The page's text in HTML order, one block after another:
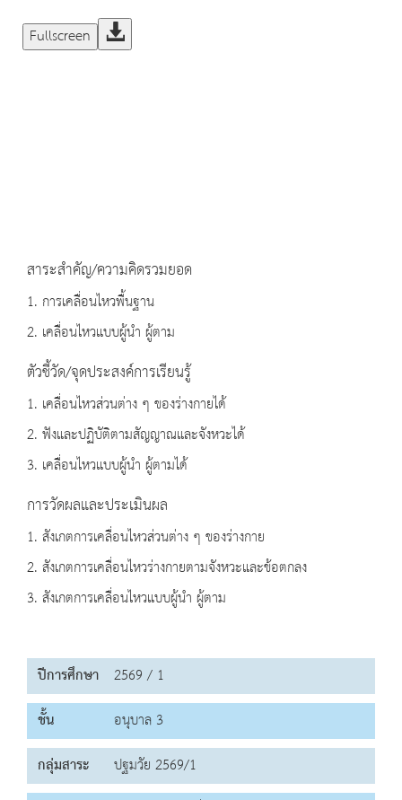
Fullscreen
สาระสำคัญ/ความคิดรวมยอด
1. การเคลื่อนไหวพื้นฐาน
2. เคลื่อนไหวแบบผู้นำ ผู้ตาม
ตัวชี้วัด/จุดประสงค์การเรียนรู้
1. เคลื่อนไหวส่วนต่าง ๆ ของร่างกายได้
2. ฟังและปฏิบัติตามสัญญาณและจังหวะได้
3. เคลื่อนไหวแบบผู้นำ ผู้ตามได้
การวัดผลและประเมินผล
1. สังเกตการเคลื่อนไหวส่วนต่าง ๆ ของร่างกาย
2. สังเกตการเคลื่อนไหวร่างกายตามจังหวะและข้อตกลง
3. สังเกตการเคลื่อนไหวแบบผู้นำ ผู้ตาม
ปีการศึกษา 2569 / 1
ชั้น
อนุบาล 3
กลุ่มสาระ
ปฐมวัย 2569/1